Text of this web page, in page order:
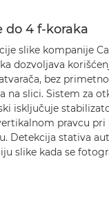
do 4 f-koraka
slike kompanije
dozvoljava
bez
na slici. Sistem za
isključuje
pravcu pri
Detekcija stativa
slike kada se